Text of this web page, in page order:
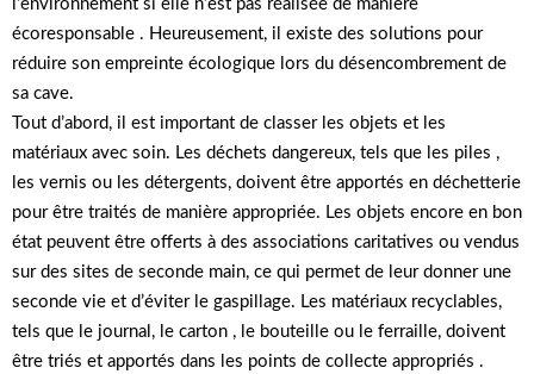
l’environnement si elle n’est pas réalisée de manière
écoresponsable . Heureusement, il existe des solutions pour
réduire son empreinte écologique lors du désencombrement de
sa cave.
Tout d’abord, il est important de classer les objets et les
matériaux avec soin. Les déchets dangereux, tels que les piles ,
les vernis ou les détergents, doivent être apportés en déchetterie
pour être traités de manière appropriée. Les objets encore en bon
état peuvent être offerts à des associations caritatives ou vendus
sur des sites de seconde main, ce qui permet de leur donner une
seconde vie et d’éviter le gaspillage. Les matériaux recyclables,
tels que le journal, le carton , le bouteille ou le ferraille, doivent
être triés et apportés dans les points de collecte appropriés .